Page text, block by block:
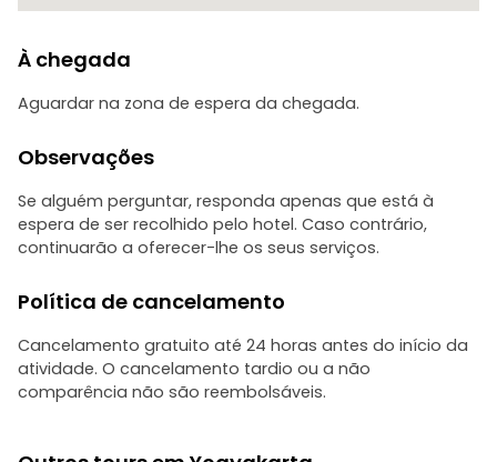
À chegada
Aguardar na zona de espera da chegada.
Observações
Se alguém perguntar, responda apenas que está à
espera de ser recolhido pelo hotel. Caso contrário,
continuarão a oferecer-lhe os seus serviços.
Política de cancelamento
Cancelamento gratuito até 24 horas antes do início da
atividade. O cancelamento tardio ou a não
comparência não são reembolsáveis.